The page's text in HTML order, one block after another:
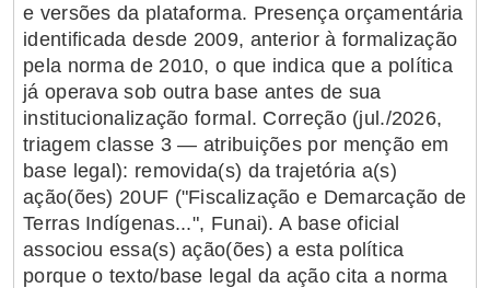
e versões da plataforma. Presença orçamentária
identificada desde 2009, anterior à formalização
pela norma de 2010, o que indica que a política
já operava sob outra base antes de sua
institucionalização formal. Correção (jul./2026,
triagem classe 3 — atribuições por menção em
base legal): removida(s) da trajetória a(s)
ação(ões) 20UF ("Fiscalização e Demarcação de
Terras Indígenas...", Funai). A base oficial
associou essa(s) ação(ões) a esta política
porque o texto/base legal da ação cita a norma